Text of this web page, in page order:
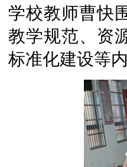
学校教师曹快
教学规范、资
标准化建设等